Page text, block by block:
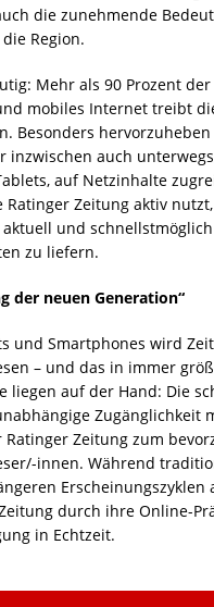
die zunehmende
Region.
Mehr als 90 Prozent
mobiles Internet treibt
Besonders hervorzuheben
inzwischen auch
auf Netzinhalte
Ratinger Zeitung aktiv
und
zu liefern.
der neuen Generation“
und Smartphones wird
– und das in immer
liegen auf der Hand: Die
Zugänglichkeit
Zeitung zum
innen. Während
Erscheinungszyklen
durch ihre Online-
in Echtzeit.